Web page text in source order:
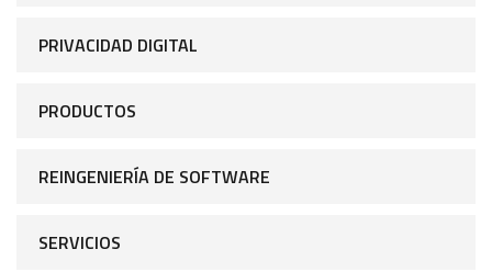
PRIVACIDAD DIGITAL
PRODUCTOS
REINGENIERÍA DE SOFTWARE
SERVICIOS